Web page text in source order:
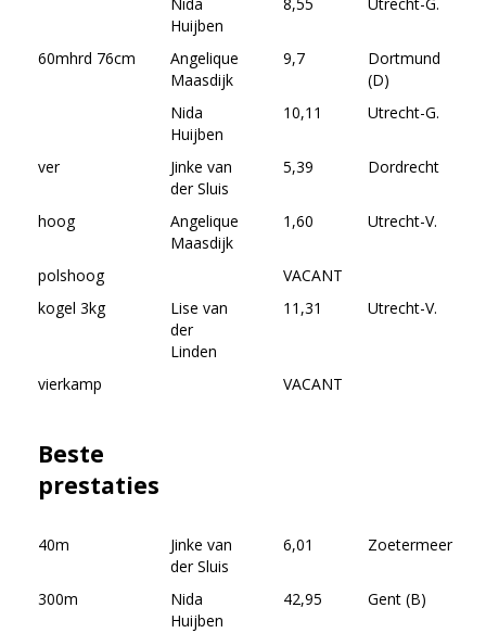
Huijben
60mhrd 76cm
Angelique
Maasdijk
9,7
Dortmund
(D)
Nida
Huijben
10,11 Utrecht-G.
ver
Jinke van
der Sluis
5,39 Dordrecht
hoog
Angelique
Maasdijk
1,60 Utrecht-V.
polshoog
VACANT
kogel 3kg
Lise van
der
Linden
11,31 Utrecht-V.
vierkamp VACANT
Beste
prestaties
40m
Jinke van
der Sluis
6,01 Zoetermeer
300m
Nida
Huijben
42,95 Gent (B)